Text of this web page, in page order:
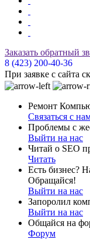
Заказать обратный
8 (423) 200-40-36
При заявке с сайта
Ремонт
Связаться с
Проблемы с
Выйти на нас
Читай о SEO
Читать
Есть бизнес?
Обращайся!
Выйти на нас
Запоролил
Выйти на нас
Общайся на
Форум